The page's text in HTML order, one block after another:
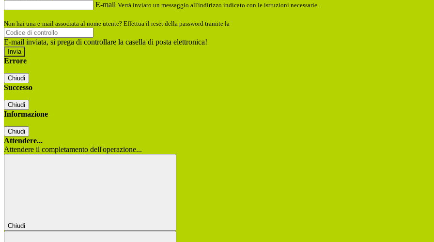
E-mail Verrà inviato un messaggio all'indirizzo indicato con le istruzioni necessarie.
Non hai una e-mail associata al nome utente? Effettua il reset della password tramite la
E-mail inviata, si prega di controllare la casella di posta elettronica!
Errore
Chiudi
Successo
Chiudi
Informazione
Chiudi
Attendere...
Attendere il completamento dell'operazione...
Chiudi